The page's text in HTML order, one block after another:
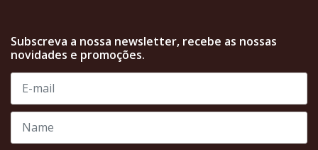
Subscreva a nossa newsletter, recebe as nossas
novidades e promoções.